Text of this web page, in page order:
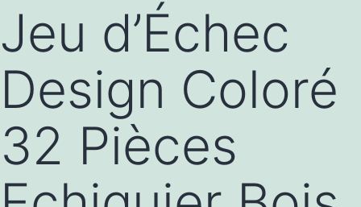
Jeu d’Échec
Design Coloré
32 Pièces